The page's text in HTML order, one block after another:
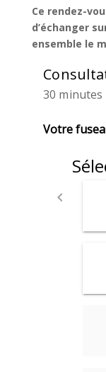
Ce rendez-
d’échanger
ensemble le